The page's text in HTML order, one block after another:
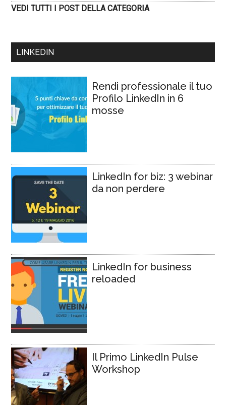
VEDI TUTTI I POST DELLA CATEGORIA
LINKEDIN
Rendi professionale il tuo
Profilo LinkedIn in 6
mosse
LinkedIn for biz: 3 webinar
da non perdere
LinkedIn for business
reloaded
Il Primo LinkedIn Pulse
Workshop